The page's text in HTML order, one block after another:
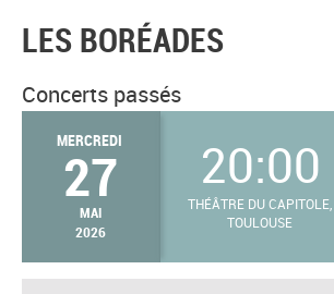
LES BORÉADES
Concerts passés
MERCREDI
27
MAI
2026
20:00
THÉÂTRE DU CAPITOLE,
TOULOUSE